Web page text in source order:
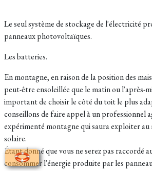
Le seul système de stockage de l'électricité
panneaux photovoltaïques.
Les batteries.
En montagne, en raison de la position des
peut-être ensoleillée que le matin ou l'après-
important de choisir le côté du toit le plus
conseillons de faire appel à un professionnel
expérimenté montagne qui saura exploiter
solaire.
Étant donné que vous ne serez pas raccordé
consommer l'énergie produite par les